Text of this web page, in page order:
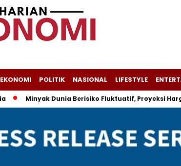
EKONOMI POLITIK NASIONAL LIFESTYLE
Minyak Dunia Berisiko Fluktuatif, Proyeksi Harga